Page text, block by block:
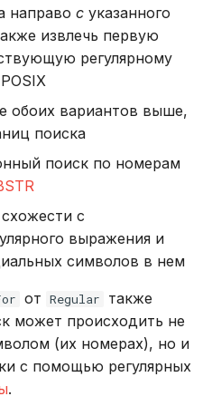
направо с указанного
извлечь первую
регулярному
обоих вариантов выше,
поиска
поиск по номерам
c
выражения и
символов в нем
от Regular
также
может происходить не
(их номерах), но и
с помощью регулярных
.